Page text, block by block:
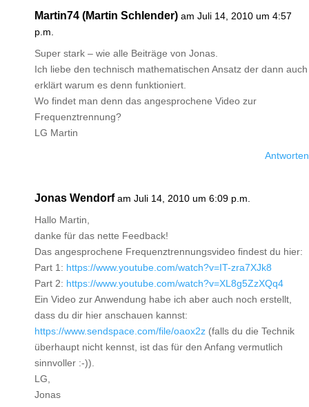
Martin74 (Martin Schlender) am Juli 14, 2010 um 4:57
p.m.
Super stark – wie alle Beiträge von Jonas.
Ich liebe den technisch mathematischen Ansatz der dann auch
erklärt warum es denn funktioniert.
Wo findet man denn das angesprochene Video zur
Frequenztrennung?
LG Martin
Antworten
Jonas Wendorf am Juli 14, 2010 um 6:09 p.m.
Hallo Martin,
danke für das nette Feedback!
Das angesprochene Frequenztrennungsvideo findest du hier:
Part 1: https://www.youtube.com/watch?v=IT-zra7XJk8
Part 2: https://www.youtube.com/watch?v=XL8g5ZzXQq4
Ein Video zur Anwendung habe ich aber auch noch erstellt,
dass du dir hier anschauen kannst:
https://www.sendspace.com/file/oaox2z (falls du die Technik
überhaupt nicht kennst, ist das für den Anfang vermutlich
sinnvoller :-)).
LG,
Jonas